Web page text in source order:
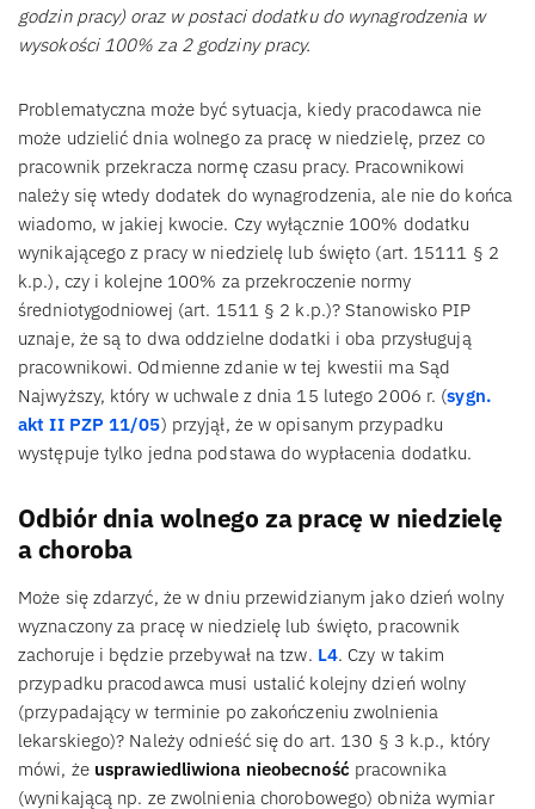
godzin pracy) oraz w postaci dodatku do wynagrodzenia w
wysokości 100% za 2 godziny pracy.
Problematyczna może być sytuacja, kiedy pracodawca nie
może udzielić dnia wolnego za pracę w niedzielę, przez co
pracownik przekracza normę czasu pracy. Pracownikowi
należy się wtedy dodatek do wynagrodzenia, ale nie do końca
wiadomo, w jakiej kwocie. Czy wyłącznie 100% dodatku
wynikającego z pracy w niedzielę lub święto (art. 15111 § 2
k.p.), czy i kolejne 100% za przekroczenie normy
średniotygodniowej (art. 1511 § 2 k.p.)? Stanowisko PIP
uznaje, że są to dwa oddzielne dodatki i oba przysługują
pracownikowi. Odmienne zdanie w tej kwestii ma Sąd
Najwyższy, który w uchwale z dnia 15 lutego 2006 r. (sygn.
akt II PZP 11/05) przyjął, że w opisanym przypadku
występuje tylko jedna podstawa do wypłacenia dodatku.
Odbiór dnia wolnego za pracę w niedzielę
a choroba
Może się zdarzyć, że w dniu przewidzianym jako dzień wolny
wyznaczony za pracę w niedzielę lub święto, pracownik
zachoruje i będzie przebywał na tzw. L4. Czy w takim
przypadku pracodawca musi ustalić kolejny dzień wolny
(przypadający w terminie po zakończeniu zwolnienia
lekarskiego)? Należy odnieść się do art. 130 § 3 k.p., który
mówi, że usprawiedliwiona nieobecność pracownika
(wynikającą np. ze zwolnienia chorobowego) obniża wymiar